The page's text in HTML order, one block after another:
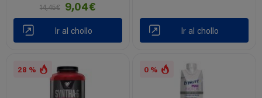
14,45€
9,04€
Ir al chollo Ir al chollo
28 % 0 %